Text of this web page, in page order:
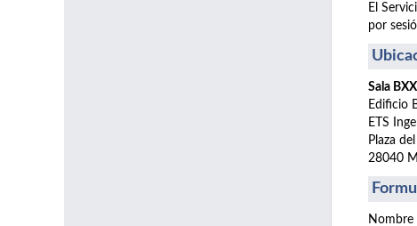
El
por
Sala
Edificio
ETS
Plaza
28040
Nombre